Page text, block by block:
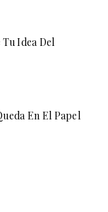
Idea Del
En El Papel